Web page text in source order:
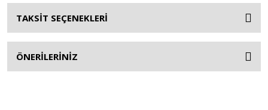
TAKSİT SEÇENEKLERİ
ÖNERİLERİNİZ